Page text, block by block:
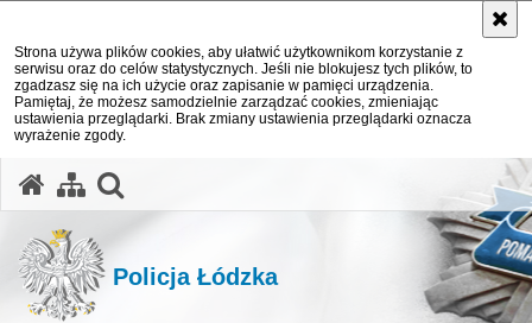
Strona używa plików cookies, aby ułatwić użytkownikom korzystanie z
serwisu oraz do celów statystycznych. Jeśli nie blokujesz tych plików, to
zgadzasz się na ich użycie oraz zapisanie w pamięci urządzenia.
Pamiętaj, że możesz samodzielnie zarządzać cookies, zmieniając
ustawienia przeglądarki. Brak zmiany ustawienia przeglądarki oznacza
wyrażenie zgody.
Policja Łódzka